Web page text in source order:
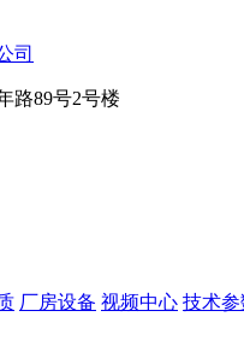
路89号2号楼
厂房设备 视频中心 技术参